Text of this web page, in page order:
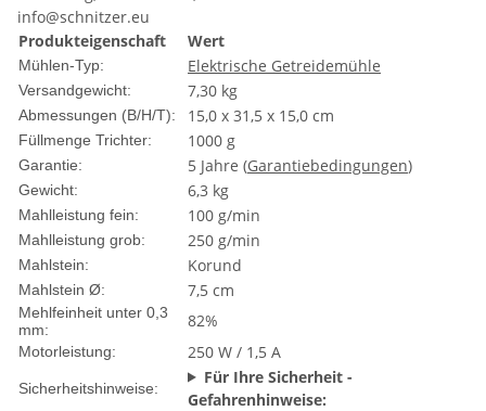
info@schnitzer.eu
Produkteigenschaft
Wert
Mühlen-Typ: Elektrische Getreidemühle
Versandgewicht: 7,30 kg
Abmessungen (B/H/T): 15,0 x 31,5 x 15,0 cm
Füllmenge Trichter: 1000 g
Garantie: 5 Jahre (Garantiebedingungen)
Gewicht: 6,3 kg
Mahlleistung fein: 100 g/min
Mahlleistung grob: 250 g/min
Mahlstein: Korund
Mahlstein Ø: 7,5 cm
Mehlfeinheit unter 0,3
mm:
82%
Motorleistung: 250 W / 1,5 A
Sicherheitshinweise:
Für Ihre Sicherheit -
Gefahrenhinweise: